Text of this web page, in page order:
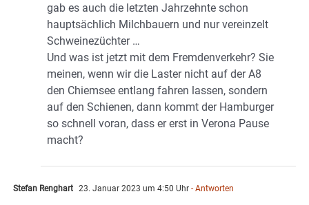
gab es auch die letzten Jahrzehnte schon
hauptsächlich Milchbauern und nur vereinzelt
Schweinezüchter …
Und was ist jetzt mit dem Fremdenverkehr? Sie
meinen, wenn wir die Laster nicht auf der A8
den Chiemsee entlang fahren lassen, sondern
auf den Schienen, dann kommt der Hamburger
so schnell voran, dass er erst in Verona Pause
macht?
Stefan Renghart 23. Januar 2023 um 4:50 Uhr - Antworten